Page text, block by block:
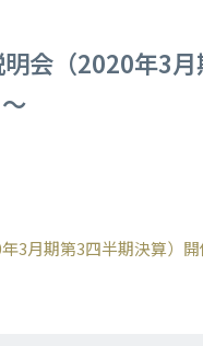
会（2020年3
3月期第3四半期決算）